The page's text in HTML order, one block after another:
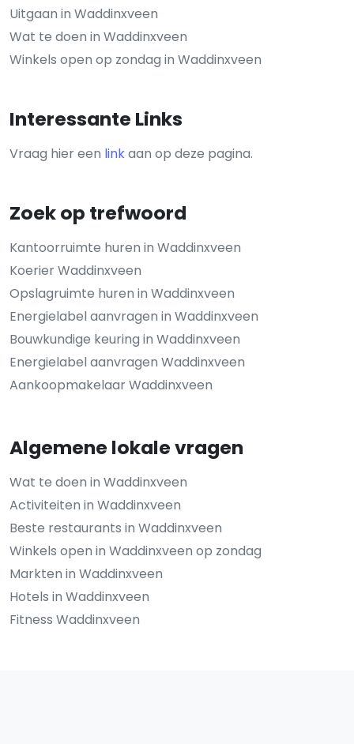
Uitgaan in Waddinxveen
Wat te doen in Waddinxveen
Winkels open op zondag in Waddinxveen
Interessante Links
Vraag hier een linkaan op deze pagina.
Zoek op trefwoord
Kantoorruimte huren in Waddinxveen
Koerier Waddinxveen
Opslagruimte huren in Waddinxveen
Energielabel aanvragen in Waddinxveen
Bouwkundige keuring in Waddinxveen
Energielabel aanvragen Waddinxveen
Aankoopmakelaar Waddinxveen
Algemene lokale vragen
Wat te doen in Waddinxveen
Activiteiten in Waddinxveen
Beste restaurants in Waddinxveen
Winkels open in Waddinxveen op zondag
Markten in Waddinxveen
Hotels in Waddinxveen
Fitness Waddinxveen